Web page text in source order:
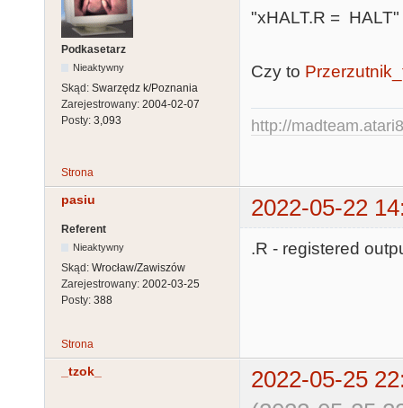
        + /PB4 *  wyl
Podkasetarz
Nieaktywny
Skąd: Swarzędz k/Poznania
Zarejestrowany: 2004-02-07
Posty: 3,093
"xHALT.R = HALT"
Czy to
http://
Strona
pasiu 2022-05-22
Referent
Nieaktywny
Skąd: Wrocław/Zawiszów
Zarejestrowany: 2002-03-25
Posty: 388
.R - registered
Strona
_tzok_
2022-05-25